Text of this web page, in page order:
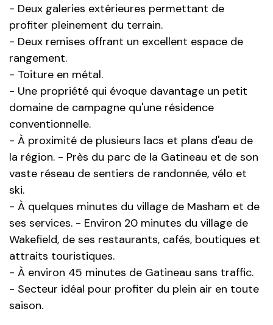
- Deux galeries extérieures permettant de
profiter pleinement du terrain.
- Deux remises offrant un excellent espace de
rangement.
- Toiture en métal.
- Une propriété qui évoque davantage un petit
domaine de campagne qu'une résidence
conventionnelle.
- À proximité de plusieurs lacs et plans d'eau de
la région. - Près du parc de la Gatineau et de son
vaste réseau de sentiers de randonnée, vélo et
ski.
- À quelques minutes du village de Masham et de
ses services. - Environ 20 minutes du village de
Wakefield, de ses restaurants, cafés, boutiques et
attraits touristiques.
- À environ 45 minutes de Gatineau sans traffic.
- Secteur idéal pour profiter du plein air en toute
saison.